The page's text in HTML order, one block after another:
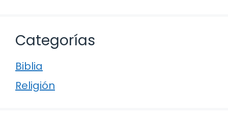
Categorías
Biblia
Religión